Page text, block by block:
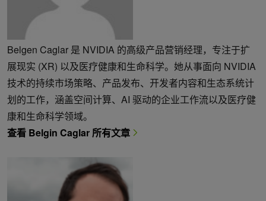
Belgen Caglar 是 NVIDIA 的高级产品营销经理，专注于扩
展现实 (XR) 以及医疗健康和生命科学。她从事面向 NVIDIA
技术的持续市场策略、产品发布、开发者内容和生态系统计
划的工作，涵盖空间计算、AI 驱动的企业工作流以及医疗健
康和生命科学领域。
查看 Belgin Caglar 所有文章